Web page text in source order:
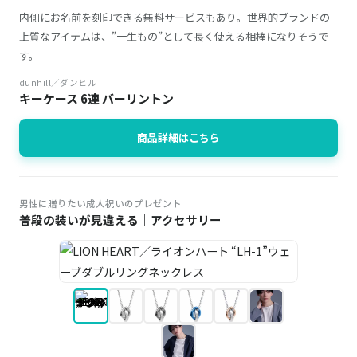
内側にお名前を刻印できる無料サービスもあり。世界的ブランドの
上質なアイテムは、”一生もの”として長く使える相棒になりそうで
す。
dunhill／ダンヒル
キーケース 6連 バーリントン
商品詳細はこちら
男性に贈りたい成人祝いのプレゼント
普段の装いが見違える｜アクセサリー